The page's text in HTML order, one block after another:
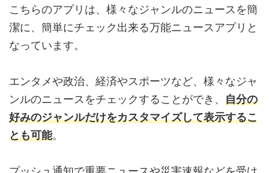
こちらのアプリは、様々なジャンルのニュースを簡
潔に、簡単にチェック出来る万能ニュースアプリと
なっています。
エンタメや政治、経済やスポーツなど、様々なジャ
ンルのニュースをチェックすることができ、 自分の
好みのジャンルだけをカスタマイズして表示するこ
とも可能。